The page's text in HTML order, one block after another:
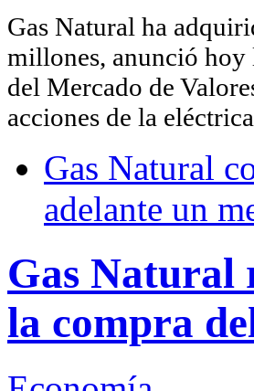
Gas Natural ha
millones, anunció hoy
del Mercado de
acciones de la
Gas Natural
adelante un
Gas Natural
la compra